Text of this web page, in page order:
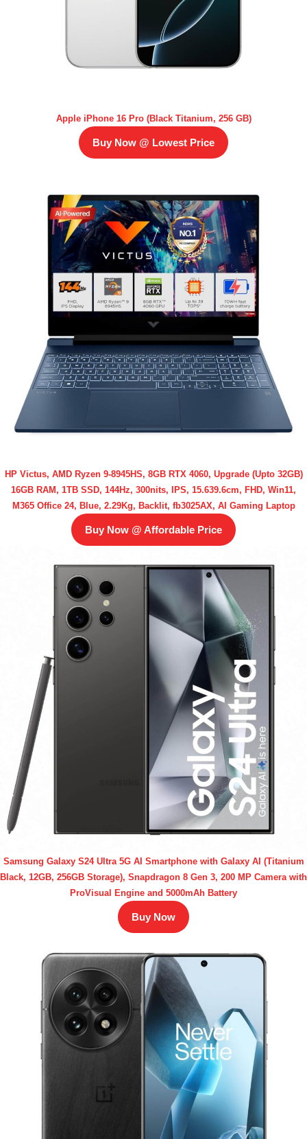
Apple iPhone 16 Pro (Black Titanium, 256 GB)
Buy Now @ Lowest Price
HP Victus, AMD Ryzen 9-8945HS, 8GB RTX 4060, Upgrade (Upto 32GB)
16GB RAM, 1TB SSD, 144Hz, 300nits, IPS, 15.639.6cm, FHD, Win11,
M365 Office 24, Blue, 2.29Kg, Backlit, fb3025AX, AI Gaming Laptop
Buy Now @ Affordable Price
Samsung Galaxy S24 Ultra 5G AI Smartphone with Galaxy AI (Titanium
Black, 12GB, 256GB Storage), Snapdragon 8 Gen 3, 200 MP Camera with
ProVisual Engine and 5000mAh Battery
Buy Now